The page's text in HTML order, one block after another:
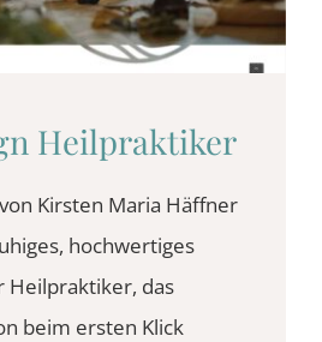
Heilpraktiker
Kirsten Maria Häffner
hochwertiges
Heilpraktiker, das
beim ersten Klick